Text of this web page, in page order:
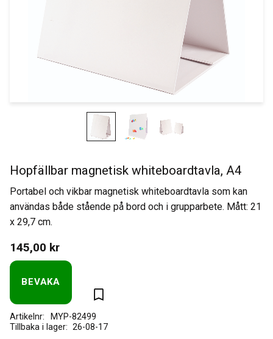
Hopfällbar magnetisk whiteboardtavla, A4
Portabel och vikbar magnetisk whiteboardtavla som kan
användas både stående på bord och i grupparbete. Mått: 21
x 29,7 cm.
145,00 kr
Lägg till i favoriter
BEVAKA
26-08-17
Artikelnr MYP-82499